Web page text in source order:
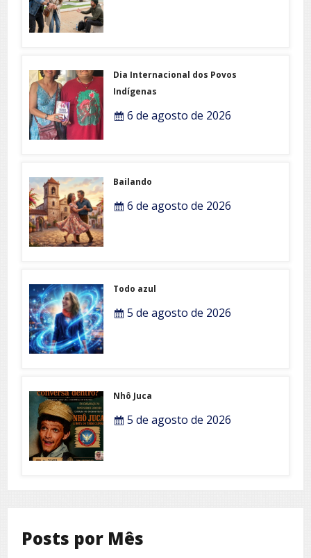
Dia Internacional dos Povos
Indígenas
6 de agosto de 2026
Bailando
6 de agosto de 2026
Todo azul
5 de agosto de 2026
Nhô Juca
5 de agosto de 2026
Posts por Mês